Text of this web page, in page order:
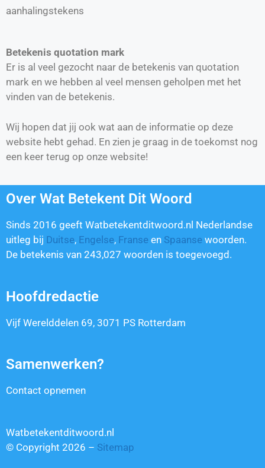
aanhalingstekens
Betekenis quotation mark
Er is al veel gezocht naar de betekenis van quotation
mark en we hebben al veel mensen geholpen met het
vinden van de betekenis.
Wij hopen dat jij ook wat aan de informatie op deze
website hebt gehad. En zien je graag in de toekomst nog
een keer terug op onze website!
Over Wat Betekent Dit Woord
Sinds 2016 geeft Watbetekentditwoord.nl Nederlandse
uitleg bij Duitse, Engelse, Franse en Spaanse woorden.
De betekenis van 243,027 woorden is toegevoegd.
Hoofdredactie
Vijf Werelddelen 69, 3071 PS Rotterdam
Samenwerken?
Contact opnemen
Watbetekentditwoord.nl
© Copyright 2026 – Sitemap